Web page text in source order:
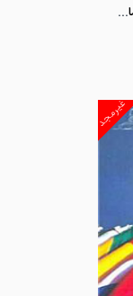
مبانی نظام ثبت زمین : اصل تضمین «پادمان اعتماد عمومی و گسترش امنیت اقتصادی»
غیرمجد